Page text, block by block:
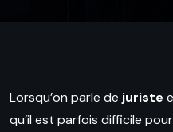
Lorsqu’on parle de juriste
qu’il est parfois difficile